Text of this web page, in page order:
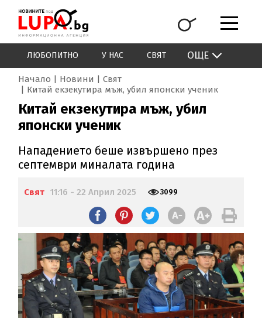
ЛЮБОПИТНО У НАС СВЯТ ОЩЕ
Начало Новини
Свят
Китай екзекутира мъж, убил японски ученик
Китай екзекутира мъж, убил
японски ученик
Нападението беше извършено през
септември миналата година
Свят 11:16 - 22 Април 2025 3099